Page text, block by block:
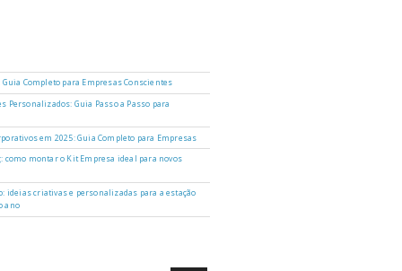
Completo para Empresas Conscientes
Personalizados: Guia Passo a Passo para
em 2025: Guia Completo para Empresas
como montar o Kit Empresa ideal para novos
ideias criativas e personalizadas para a estação
ano